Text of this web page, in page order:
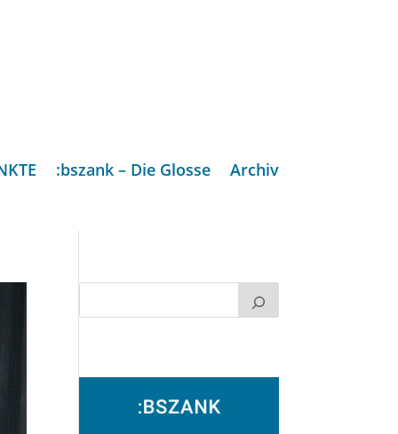
:bszank – Die Glosse Archiv